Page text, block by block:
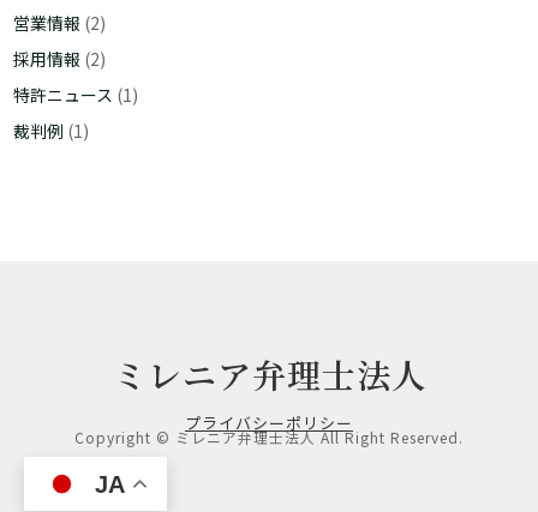
営業情報 (2)
採用情報 (2)
特許ニュース (1)
裁判例 (1)
ミレニア弁理士法人
プライバシーポリシー
Copyright © ミレニア弁理士法人 All Right Reserved.
JA